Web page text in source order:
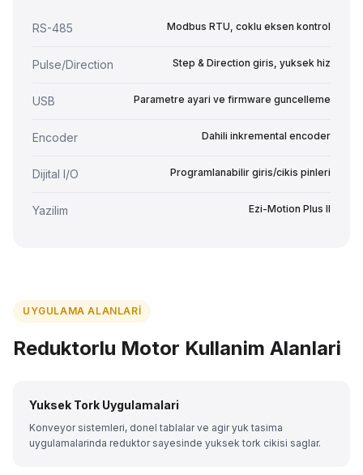
RS-485 Modbus RTU, coklu eksen kontrol
Pulse/Direction Step & Direction giris, yuksek hiz
USB Parametre ayari ve firmware guncelleme
Encoder Dahili inkremental encoder
Dijital I/O Programlanabilir giris/cikis pinleri
Yazilim Ezi-Motion Plus II
UYGULAMA ALANLARI
Reduktorlu Motor Kullanim Alanlari
Yuksek Tork Uygulamalari
Konveyor sistemleri, donel tablalar ve agir yuk tasima
uygulamalarinda reduktor sayesinde yuksek tork cikisi saglar.